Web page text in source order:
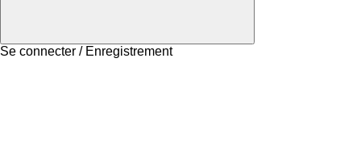
Se connecter / Enregistrement